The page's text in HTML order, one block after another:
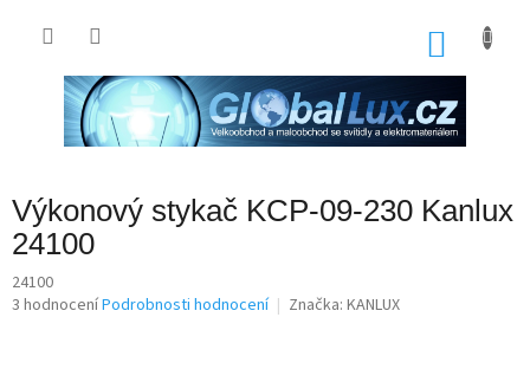
Výkonový stykač KCP-09-230 Kanlux
24100
24100
Průměrné
3 hodnoceníPodrobnosti hodnocení Značka: KANLUX